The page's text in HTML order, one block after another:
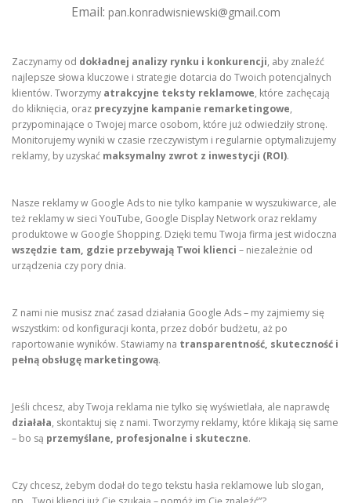
Email: pan.konradwisniewski@gmail.com
Zaczynamy od dokładnej analizy rynku i konkurencji, aby znaleźć
najlepsze słowa kluczowe i strategie dotarcia do Twoich potencjalnych
klientów. Tworzymy atrakcyjne teksty reklamowe, które zachęcają
do kliknięcia, oraz precyzyjne kampanie remarketingowe,
przypominające o Twojej marce osobom, które już odwiedziły stronę.
Monitorujemy wyniki w czasie rzeczywistym i regularnie optymalizujemy
reklamy, by uzyskać maksymalny zwrot z inwestycji (ROI).
Nasze reklamy w Google Ads to nie tylko kampanie w wyszukiwarce, ale
też reklamy w sieci YouTube, Google Display Network oraz reklamy
produktowe w Google Shopping. Dzięki temu Twoja firma jest widoczna
wszędzie tam, gdzie przebywają Twoi klienci – niezależnie od
urządzenia czy pory dnia.
Z nami nie musisz znać zasad działania Google Ads – my zajmiemy się
wszystkim: od konfiguracji konta, przez dobór budżetu, aż po
raportowanie wyników. Stawiamy na transparentność, skuteczność i
pełną obsługę marketingową.
Jeśli chcesz, aby Twoja reklama nie tylko się wyświetlała, ale naprawdę
działała, skontaktuj się z nami. Tworzymy reklamy, które klikają się same
– bo są przemyślane, profesjonalne i skuteczne.
Czy chcesz, żebym dodał do tego tekstu hasła reklamowe lub slogan,